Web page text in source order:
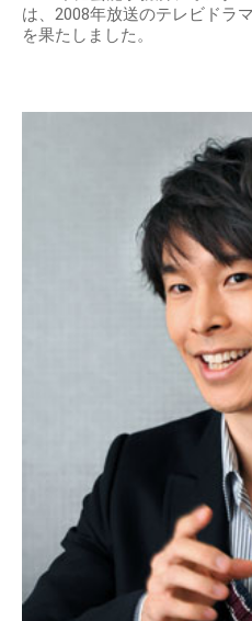
は、2008年放送のテレビドラ
を果たしました。